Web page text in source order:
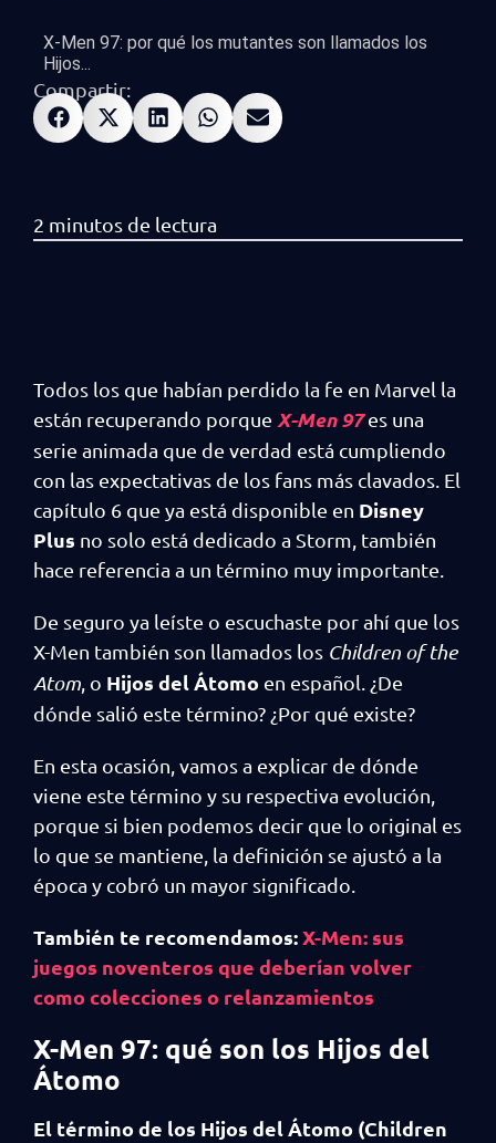
X-Men 97: por qué los mutantes son llamados los
Hijos...
Compartir:
Todos los que habían perdido la fe en Marvel la
están recuperando porque X-Men 97es una
serie animada que de verdad está cumpliendo
con las expectativas de los fans más clavados. El
capítulo 6 que ya está disponible en Disney
Plus no solo está dedicado a Storm, también
hace referencia a un término muy importante.
De seguro ya leíste o escuchaste por ahí que los
X-Men también son llamados los Children of the
Atom , o Hijos del Átomo en español. ¿De
dónde salió este término? ¿Por qué existe?
En esta ocasión, vamos a explicar de dónde
viene este término y su respectiva evolución,
porque si bien podemos decir que lo original es
lo que se mantiene, la definición se ajustó a la
época y cobró un mayor significado.
También te recomendamos:X-Men: sus
juegos noventeros que deberían volver
como colecciones o relanzamientos
X-Men 97: qué son los Hijos del
Átomo
El término de los Hijos del Átomo (Children